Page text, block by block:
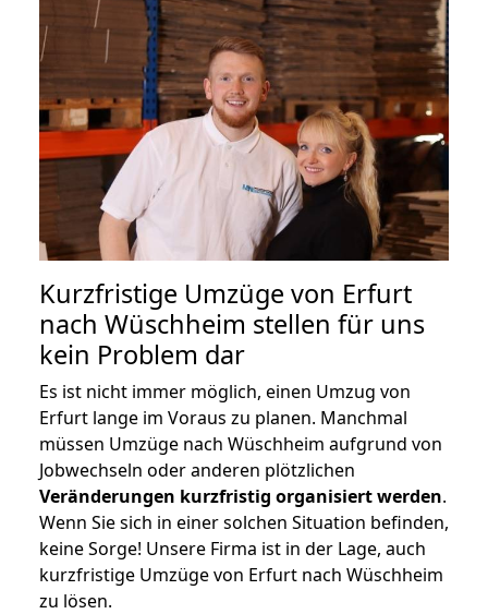
Kurzfristige Umzüge von Erfurt
nach Wüschheim stellen für uns
kein Problem dar
Es ist nicht immer möglich, einen Umzug von
Erfurt lange im Voraus zu planen. Manchmal
müssen Umzüge nach Wüschheim aufgrund von
Jobwechseln oder anderen plötzlichen
Veränderungen kurzfristig organisiert werden.
Wenn Sie sich in einer solchen Situation befinden,
keine Sorge! Unsere Firma ist in der Lage, auch
kurzfristige Umzüge von Erfurt nach Wüschheim
zu lösen.